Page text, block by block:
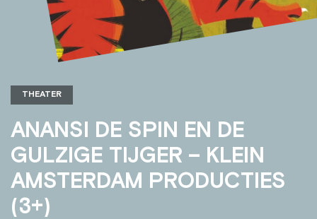
THEATER
ANANSI DE SPIN EN DE
GULZIGE TIJGER – KLEIN
AMSTERDAM PRODUCTIES
(3+)